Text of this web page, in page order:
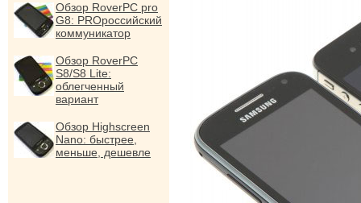
Обзор RoverPC pro
G8: PROроссийский
коммуникатор
Обзор RoverPC
S8/S8 Lite:
облегченный
вариант
Обзор Highscreen
Nano: быстрее,
меньше, дешевле